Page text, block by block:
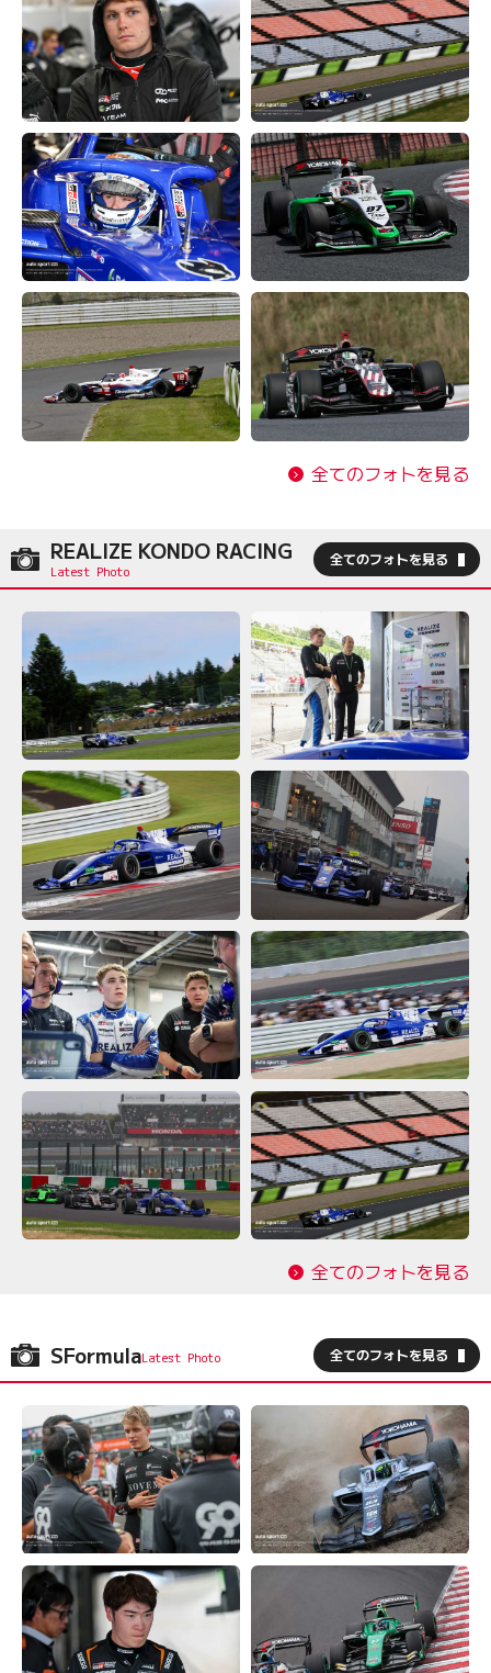
全てのフォトを見る
REALIZE KONDO RACING 全てのフォトを見る
全てのフォトを見る
SFormula 全てのフォトを見る